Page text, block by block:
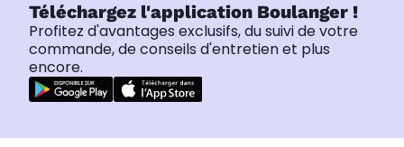
Téléchargez l'application Boulanger !
Profitez d'avantages exclusifs, du suivi de votre
commande, de conseils d'entretien et plus
encore.